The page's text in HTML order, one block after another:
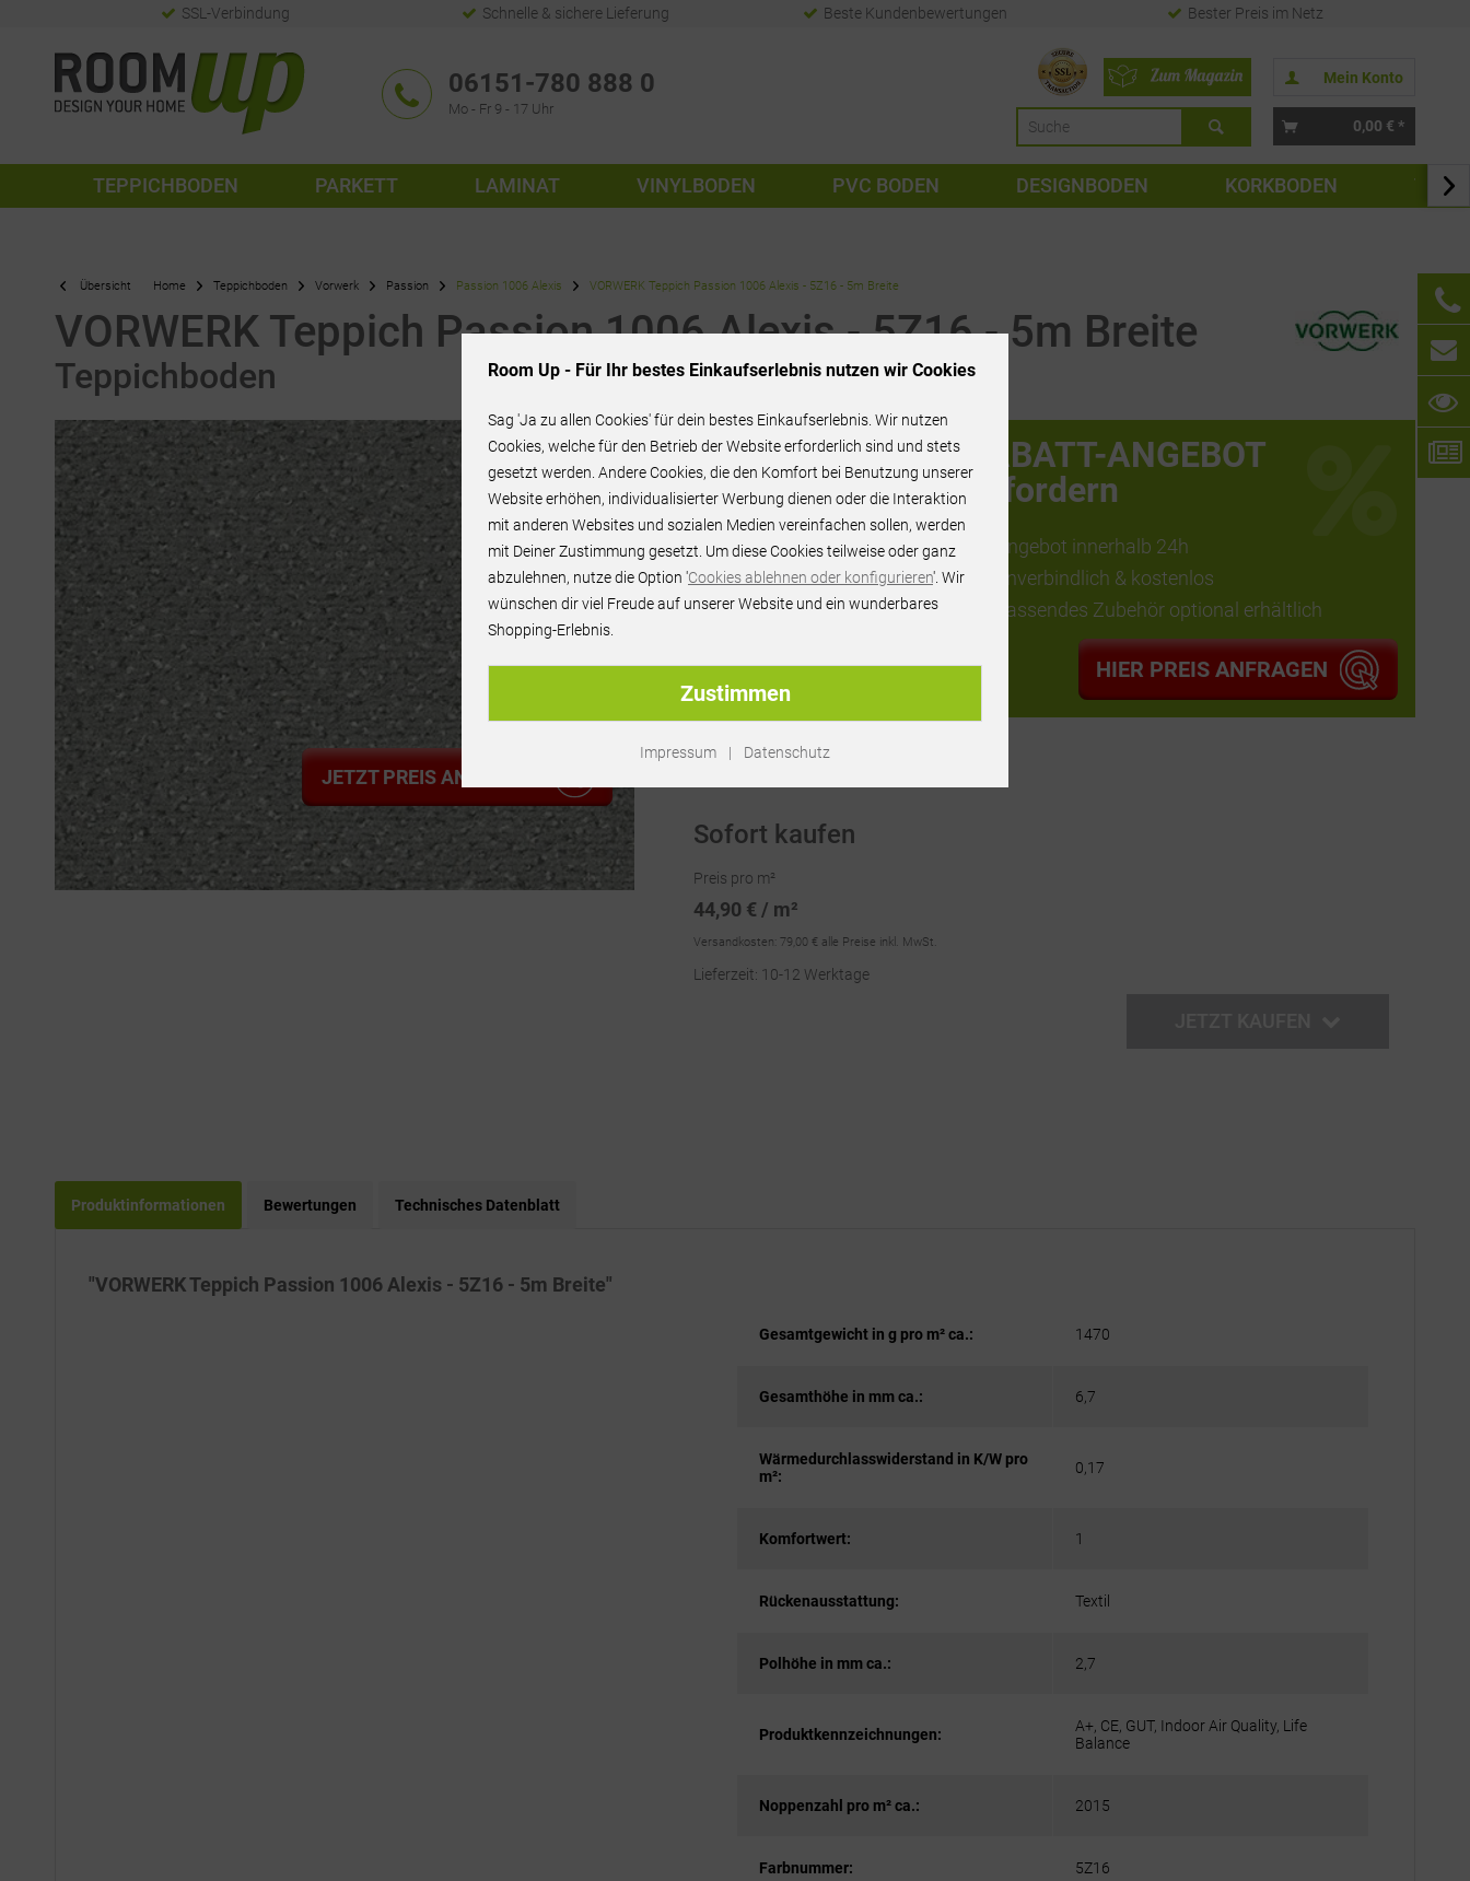
SSL-Verbindung Schnelle & sichere Lieferung Beste Kundenbewertungen Bester Preis im Netz
06151-780 888 0
Mo - Fr 9 - 17 Uhr
Mein Konto
0,00 € *
TEPPICHBODEN PARKETT LAMINAT VINYLBODEN PVC BODEN DESIGNBODEN KORKBODEN 
Übersicht Home Teppichboden Vorwerk Passion Passion 1006 Alexis VORWERK Teppich Passion 1006 Alexis - 5Z16 - 5m Breite
VORWERK Teppich Passion 1006 Alexis - 5Z16 - 5m Breite
Teppichboden
JETZT PREIS ANFRAGEN
44,90 € / m²
RABATT-ANGEBOT
anfordern
Angebot innerhalb 24h
unverbindlich & kostenlos
passendes Zubehör optional erhältlich
HIER PREIS ANFRAGEN
Artikel-Nr.:RU72680
Sofort kaufen
Preis pro m²
44,90 € / m²
Versandkosten: 79,00 € alle Preise inkl. MwSt.
Lieferzeit: 10-12 Werktage
Produktinformationen Bewertungen Technisches Datenblatt
"VORWERK Teppich Passion 1006 Alexis - 5Z16 - 5m Breite"
Gesamtgewicht in g pro m² ca.: 1470
Gesamthöhe in mm ca.: 6,7
Wärmedurchlasswiderstand in K/W pro
m²:
0,17
Komfortwert: 1
Rückenausstattung: Textil
Polhöhe in mm ca.: 2,7
Produktkennzeichnungen:
A+, CE, GUT, Indoor Air Quality, Life
Balance
Noppenzahl pro m² ca.: 2015
Farbnummer: 5Z16
Room Up - Für Ihr bestes Einkaufserlebnis nutzen wir Cookies
Sag 'Ja zu allen Cookies' für dein bestes Einkaufserlebnis. Wir nutzen
Cookies, welche für den Betrieb der Website erforderlich sind und stets
gesetzt werden. Andere Cookies, die den Komfort bei Benutzung unserer
Website erhöhen, individualisierter Werbung dienen oder die Interaktion
mit anderen Websites und sozialen Medien vereinfachen sollen, werden
mit Deiner Zustimmung gesetzt. Um diese Cookies teilweise oder ganz
abzulehnen, nutze die Option 'Cookies ablehnen oder konfigurieren'. Wir
wünschen dir viel Freude auf unserer Website und ein wunderbares
Shopping-Erlebnis.
Zustimmen
Impressum | Datenschutz